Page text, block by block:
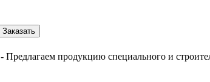
Заказать
- Предлагаем продукцию специального и